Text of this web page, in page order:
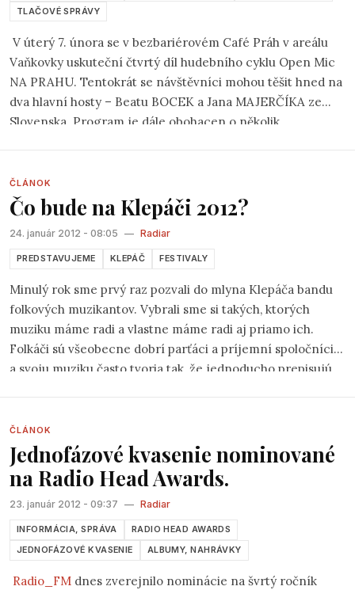
o ktorých netuším kto ich napísal.
TLAČOVÉ SPRÁVY
V úterý 7. února se v bezbariérovém Café Práh v areálu
Vaňkovky uskuteční čtvrtý díl hudebního cyklu Open Mic
NA PRAHU. Tentokrát se návštěvníci mohou těšit hned na
dva hlavní hosty – Beatu BOCEK a Jana MAJERČÍKA ze
Slovenska. Program je dále obohacen o několik
interpretů je důkazem toho, že platforma typu Open Micu
v Brně chyběla, “ uvažuje jeden z organizátorů Ondřej
Machát. „Atmosféra lednového večera naprosto pohltila
všechny přítomné. A aby ne! Skvělé výkony, Joel Bros tančící
mezi diváky, v pravé ruce mikrofon, v levé sklenici červeného
ČLÁNOK
Čo bude na Klepáči 2012?
24. január 2012 - 08:05 — Radiar
PREDSTAVUJEME KLEPÁČ FESTIVALY
Minulý rok sme prvý raz pozvali do mlyna Klepáča bandu
folkových muzikantov. Vybrali sme si takých, ktorých
muziku máme radi a vlastne máme radi aj priamo ich.
Folkáči sú všeobecne dobrí parťáci a príjemní spoločníci
a svoju muziku často tvoria tak, že jednoducho prepisujú
robote na koncert kamsi do lesa – a prišli. Neveril som, že
prídu v sobotu, keď platí zákaz vjazdu už od Červeného
mostu – a zase prišli. Jednoducho bratislavské folkové
publikum nesklamalo a bolo skvelé.
ČLÁNOK
Jednofázové kvasenie nominované
na Radio Head Awards.
23. január 2012 - 09:37 — Radiar
INFORMÁCIA, SPRÁVA
RADIO HEAD AWARDS
JEDNOFÁZOVÉ KVASENIE
ALBUMY, NAHRÁVKY
Radio_FM dnes zverejnilo nominácie na švrtý ročník